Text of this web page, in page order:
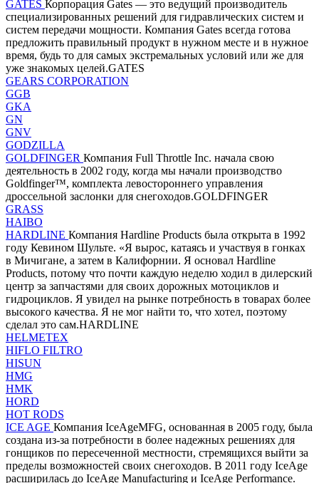
GATES Корпорация Gates — это ведущий производитель
специализированных решений для гидравлических систем и
систем передачи мощности. Компания Gates всегда готова
предложить правильный продукт в нужном месте и в нужное
время, будь то для самых экстремальных условий или же для
уже знакомых целей.GATES
GEARS CORPORATION
GGB
GKA
GN
GNV
GODZILLA
GOLDFINGER Компания Full Throttle Inc. начала свою
деятельность в 2002 году, когда мы начали производство
Goldfinger™, комплекта левостороннего управления
дроссельной заслонки для снегоходов.GOLDFINGER
GRASS
HAIBO
HARDLINE Компания Hardline Products была открыта в 1992
году Кевином Шульте. «Я вырос, катаясь и участвуя в гонках
в Мичигане, а затем в Калифорнии. Я основал Hardline
Products, потому что почти каждую неделю ходил в дилерский
центр за запчастями для своих дорожных мотоциклов и
гидроциклов. Я увидел на рынке потребность в товарах более
высокого качества. Я не мог найти то, что хотел, поэтому
сделал это сам.HARDLINE
HELMETEX
HIFLO FILTRO
HISUN
HMG
HMK
HORD
HOT RODS
ICE AGE Компания IceAgeMFG, основанная в 2005 году, была
создана из-за потребности в более надежных решениях для
гонщиков по пересеченной местности, стремящихся выйти за
пределы возможностей своих снегоходов. В 2011 году IceAge
расширилась до IceAge Manufacturing и IceAge Performance.